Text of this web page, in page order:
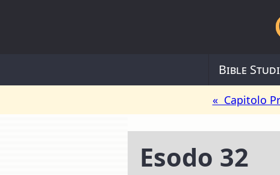
Bible
« Capitolo
Esodo 32